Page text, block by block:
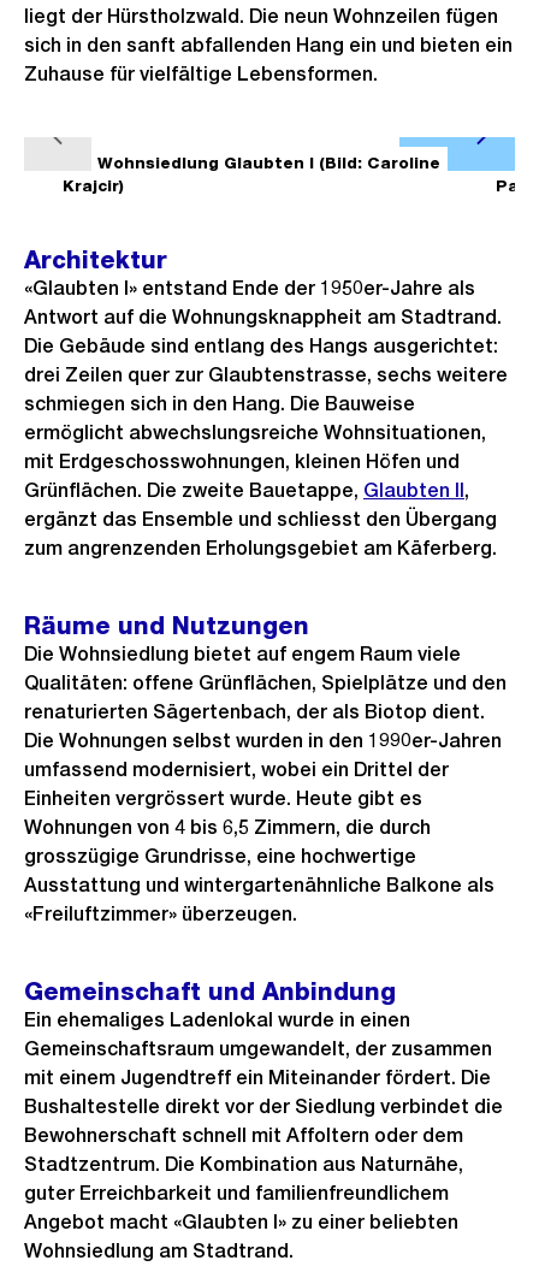
liegt der Hürstholzwald. Die neun Wohnzeilen fügen
sich in den sanft abfallenden Hang ein und bieten ein
Zuhause für vielfältige Lebensformen.
o
h
e
r
i
g
e
s
ä
t
e
s
B
i
l
d
n
G
r
o
a
n
s
i
c
Wohnsiedlung Glaubten I (Bild: Caroline
Krajcir)
Architektur
«Glaubten I» entstand Ende der 1950er-Jahre als
Antwort auf die Wohnungsknappheit am Stadtrand.
Die Gebäude sind entlang des Hangs ausgerichtet:
drei Zeilen quer zur Glaubtenstrasse, sechs weitere
schmiegen sich in den Hang. Die Bauweise
ermöglicht abwechslungsreiche Wohnsituationen,
mit Erdgeschosswohnungen, kleinen Höfen und
Grünflächen. Die zweite Bauetappe, Glaubten II,
ergänzt das Ensemble und schliesst den Übergang
zum angrenzenden Erholungsgebiet am Käferberg.
Räume und Nutzungen
Die Wohnsiedlung bietet auf engem Raum viele
Qualitäten: offene Grünflächen, Spielplätze und den
renaturierten Sägertenbach, der als Biotop dient.
Die Wohnungen selbst wurden in den 1990er-Jahren
umfassend modernisiert, wobei ein Drittel der
Einheiten vergrössert wurde. Heute gibt es
Wohnungen von 4 bis 6,5 Zimmern, die durch
grosszügige Grundrisse, eine hochwertige
Ausstattung und wintergartenähnliche Balkone als
«Freiluftzimmer» überzeugen.
Gemeinschaft und Anbindung
Ein ehemaliges Ladenlokal wurde in einen
Gemeinschaftsraum umgewandelt, der zusammen
mit einem Jugendtreff ein Miteinander fördert. Die
Bushaltestelle direkt vor der Siedlung verbindet die
Bewohnerschaft schnell mit Affoltern oder dem
Stadtzentrum. Die Kombination aus Naturnähe,
guter Erreichbarkeit und familienfreundlichem
Angebot macht «Glaubten I» zu einer beliebten
Wohnsiedlung am Stadtrand.